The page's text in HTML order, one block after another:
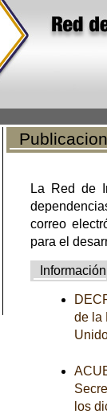
La Red de
correo
para el
Información
de la
los